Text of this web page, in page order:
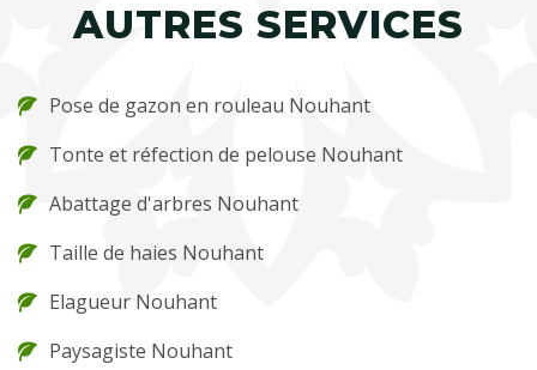
AUTRES SERVICES
Pose de gazon en rouleau Nouhant
Tonte et réfection de pelouse Nouhant
Abattage d'arbres Nouhant
Taille de haies Nouhant
Elagueur Nouhant
Paysagiste Nouhant